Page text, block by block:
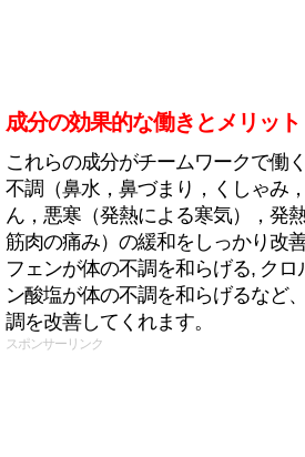
成分の効果的な働きとメリット
これらの成分がチームワークで働
不調（鼻水，鼻づまり，くしゃみ
ん，悪寒（発熱による寒気），発
筋肉の痛み）の緩和をしっかり改
フェンが体の不調を和らげる, ク
ン酸塩が体の不調を和らげるなど
調を改善してくれます。
スポンサーリンク